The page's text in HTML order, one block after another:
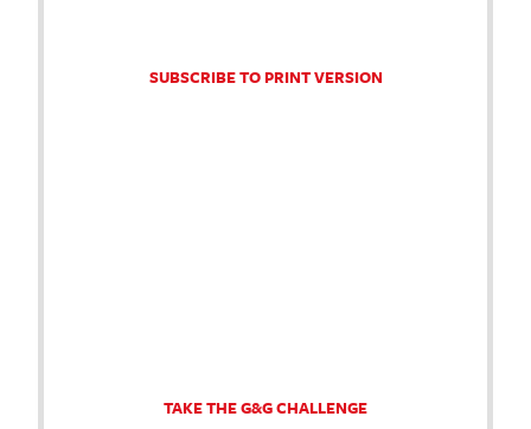
SUBSCRIBE TO PRINT VERSION
TAKE THE G&G CHALLENGE